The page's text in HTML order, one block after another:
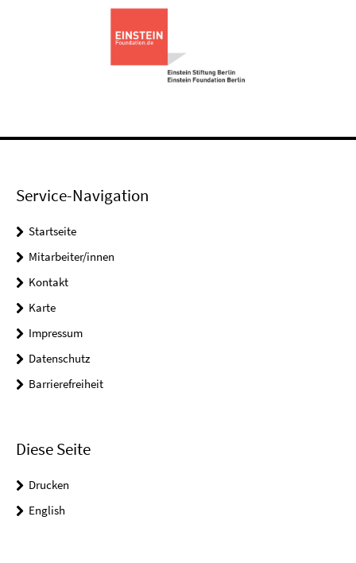
Service-Navigation
Startseite
Mitarbeiter/innen
Kontakt
Karte
Impressum
Datenschutz
Barrierefreiheit
Diese Seite
Drucken
English